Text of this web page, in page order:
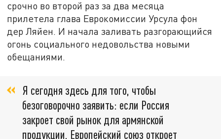
срочно во второй раз за два месяца
прилетела глава Еврокомиссии Урсула фон
дер Ляйен. И начала заливать разгорающийся
огонь социального недовольства новыми
обещаниями.
Я сегодня здесь для того, чтобы
безоговорочно заявить: если Россия
закроет свой рынок для армянской
продукции, Европейский союз откроет